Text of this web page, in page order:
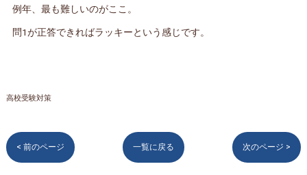
例年、最も難しいのがここ。
問1が正答できればラッキーという感じです。
高校受験対策
< 前のページ 一覧に戻る 次のページ >